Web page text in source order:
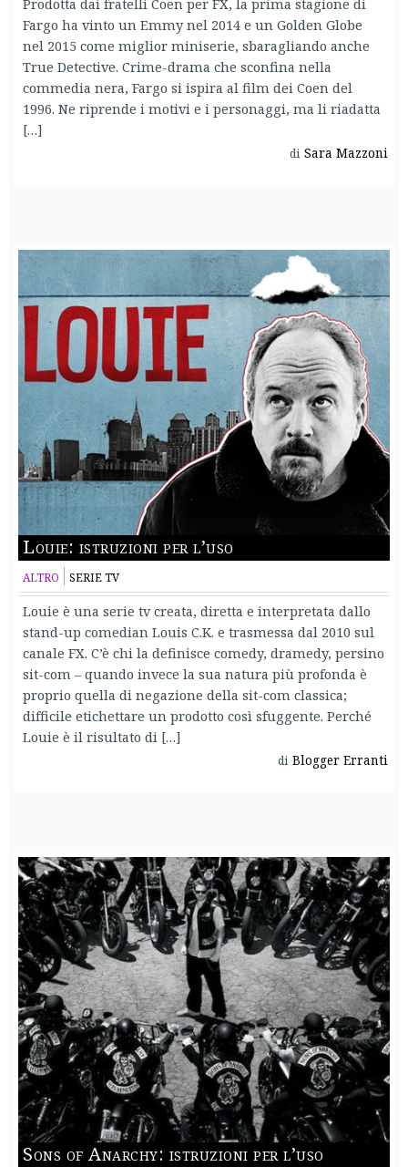
Fargo ha vinto un Emmy nel 2014 e un Golden Globe
nel 2015 come miglior miniserie, sbaragliando anche
True Detective. Crime-drama che sconfina nella
commedia nera, Fargo si ispira al film dei Coen del
1996. Ne riprende i motivi e i personaggi, ma li riadatta
[…]
di Sara Mazzoni
Louie: istruzioni per l’uso
ALTRO SERIE TV
Louie è una serie tv creata, diretta e interpretata dallo
stand-up comedian Louis C.K. e trasmessa dal 2010 sul
canale FX. C’è chi la definisce comedy, dramedy, persino
sit-com – quando invece la sua natura più profonda è
proprio quella di negazione della sit-com classica;
difficile etichettare un prodotto così sfuggente. Perché
Louie è il risultato di […]
di Blogger Erranti
Sons of Anarchy: istruzioni per l’uso